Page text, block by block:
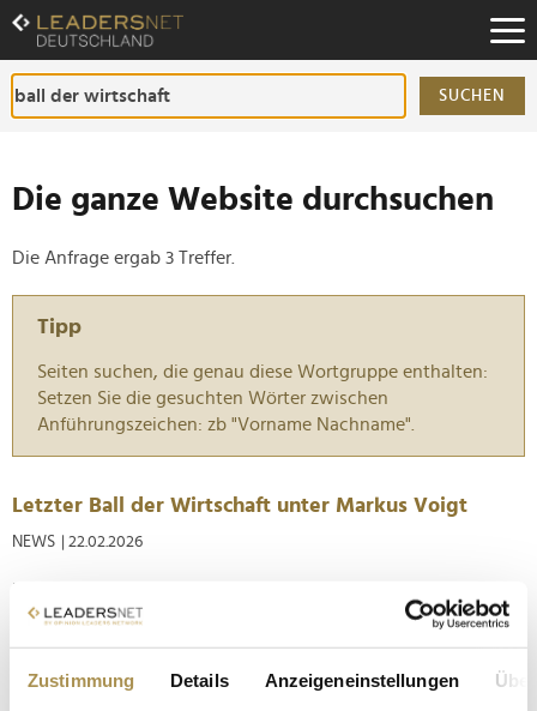
Zustimmung Details Anzeigeneinstellungen
Zum
Inhalt
Zur
Fußzeilen-
Navigation
SUCHEN
Die ganze Website durchsuchen
Die Anfrage ergab 3 Treffer.
Tipp
Seiten suchen, die genau diese Wortgruppe enthalten:
Setzen Sie die gesuchten Wörter zwischen
Anführungszeichen: zb "Vorname Nachname".
Letzter Ball der Wirtschaft unter Markus Voigt
NEWS | 22.02.2026
Der diesjährige Ball der Wirtschaft stand unter besonderen
Vorzeichen: Nach 15 Jahren an der VBKI-Spitze markierte die
Gesellschaft wurde beim traditionsreichen Abend im Berliner